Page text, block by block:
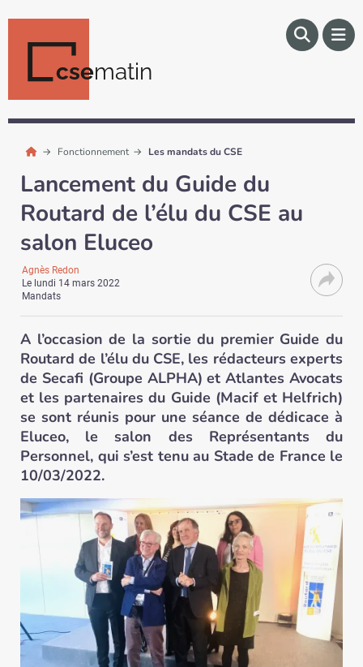
csematin
Fonctionnement Les mandats du CSE
Lancement du Guide du
Routard de l’élu du CSE au
salon Eluceo
Agnès Redon
Le lundi 14 mars 2022
Mandats
A l’occasion de la sortie du premier Guide du
Routard de l’élu du CSE, les rédacteurs experts
de Secafi (Groupe ALPHA) et Atlantes Avocats
et les partenaires du Guide (Macif et Helfrich)
se sont réunis pour une séance de dédicace à
Eluceo, le salon des Représentants du
Personnel, qui s’est tenu au Stade de France le
10/03/2022.